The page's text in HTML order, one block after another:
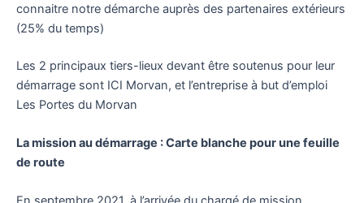
connaitre notre démarche auprès des partenaires extérieurs
(25% du temps)
Les 2 principaux tiers-lieux devant être soutenus pour leur
démarrage sont ICI Morvan, et l’entreprise à but d’emploi
Les Portes du Morvan
La mission au démarrage : Carte blanche pour une feuille
de route